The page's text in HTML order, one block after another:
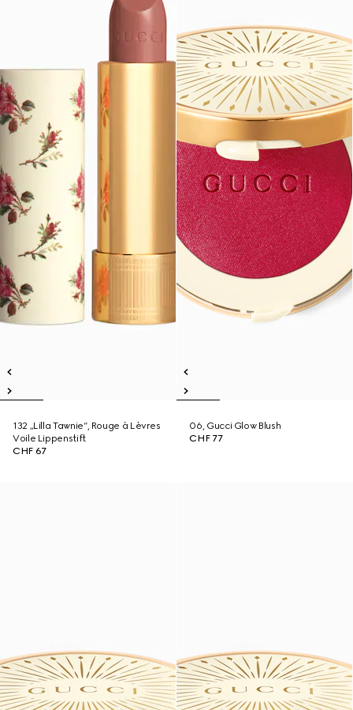
132 „Lilla Tawnie“, Rouge à Lèvres
Voile Lippenstift
CHF 67
06, Gucci Glow Blush
CHF 77